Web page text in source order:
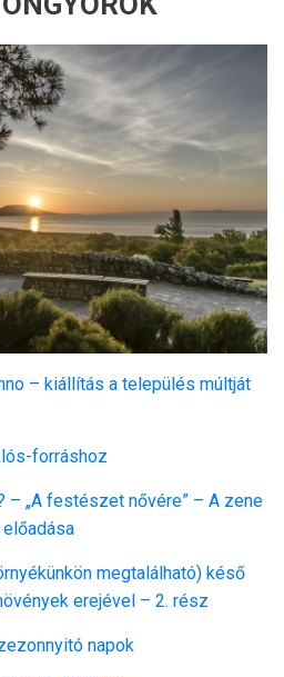
– kiállítás a település múltját
forráshoz
– „A festészet nővére” – A zene
megtalálható) késő
erejével – 2. rész
napok